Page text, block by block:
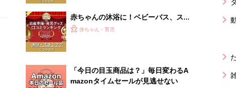
赤ちゃんの沐浴に！ベビーバス、スキ
ンケアグッズ口コミ人気ランキング
赤ちゃん・育児
「今日の目玉商品は？」毎日変わるA
mazonタイムセールが見逃せない